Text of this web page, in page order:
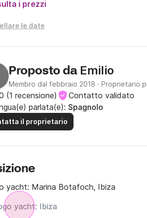
a noleggiare l'enorme Astondoa
marinaio!
i prezzi
le date
Proposto da Emilio
Membro dal febbraio 2018 · Proprietario
(1 recensione)
Contatto validato
parlata(e): Spagnolo
il proprietario
yacht: Marina Botafoch, Ibiza